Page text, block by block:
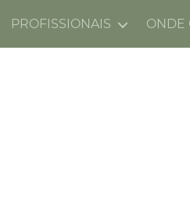
PROFISSIONAIS ONDE